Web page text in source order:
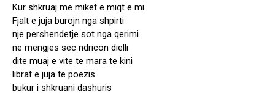
Kur shkruaj me miket e miqt e mi
Fjalt e juja burojn nga shpirti
nje pershendetje sot nga qerimi
ne mengjes sec ndricon dielli
dite muaj e vite te mara te kini
librat e juja te poezis
bukur i shkruani dashuris